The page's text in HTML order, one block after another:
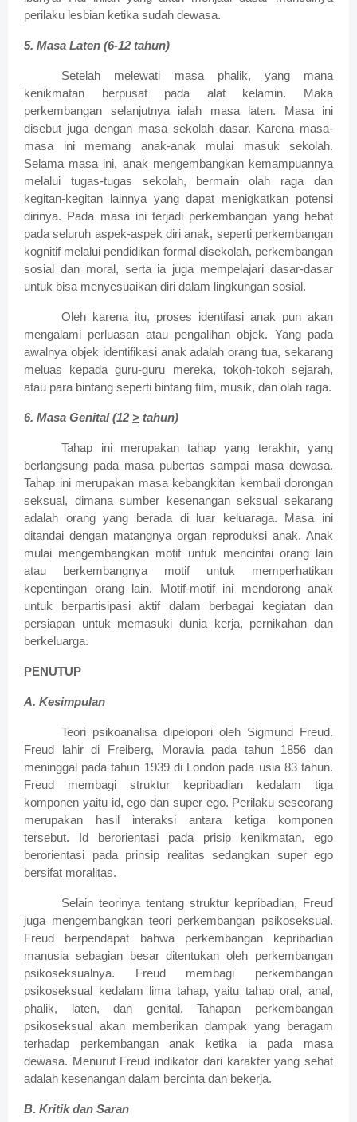
perilaku lesbian ketika sudah dewasa.
5. Masa Laten (6-12 tahun)
Setelah melewati masa phalik, yang mana
kenikmatan berpusat pada alat kelamin. Maka
perkembangan selanjutnya ialah masa laten. Masa ini
disebut juga dengan masa sekolah dasar. Karena masa-
masa ini memang anak-anak mulai masuk sekolah.
Selama masa ini, anak mengembangkan kemampuannya
melalui tugas-tugas sekolah, bermain olah raga dan
kegitan-kegitan lainnya yang dapat menigkatkan potensi
dirinya. Pada masa ini terjadi perkembangan yang hebat
pada seluruh aspek-aspek diri anak, seperti perkembangan
kognitif melalui pendidikan formal disekolah, perkembangan
sosial dan moral, serta ia juga mempelajari dasar-dasar
untuk bisa menyesuaikan diri dalam lingkungan sosial.
Oleh karena itu, proses identifasi anak pun akan
mengalami perluasan atau pengalihan objek. Yang pada
awalnya objek identifikasi anak adalah orang tua, sekarang
meluas kepada guru-guru mereka, tokoh-tokoh sejarah,
atau para bintang seperti bintang film, musik, dan olah raga.
6. Masa Genital (12 > tahun)
Tahap ini merupakan tahap yang terakhir, yang
berlangsung pada masa pubertas sampai masa dewasa.
Tahap ini merupakan masa kebangkitan kembali dorongan
seksual, dimana sumber kesenangan seksual sekarang
adalah orang yang berada di luar keluaraga. Masa ini
ditandai dengan matangnya organ reproduksi anak. Anak
mulai mengembangkan motif untuk mencintai orang lain
atau berkembangnya motif untuk memperhatikan
kepentingan orang lain. Motif-motif ini mendorong anak
untuk berpartisipasi aktif dalam berbagai kegiatan dan
persiapan untuk memasuki dunia kerja, pernikahan dan
berkeluarga.
PENUTUP
A. Kesimpulan
Teori psikoanalisa dipelopori oleh Sigmund Freud.
Freud lahir di Freiberg, Moravia pada tahun 1856 dan
meninggal pada tahun 1939 di London pada usia 83 tahun.
Freud membagi struktur kepribadian kedalam tiga
komponen yaitu id, ego dan super ego. Perilaku seseorang
merupakan hasil interaksi antara ketiga komponen
tersebut. Id berorientasi pada prisip kenikmatan, ego
berorientasi pada prinsip realitas sedangkan super ego
bersifat moralitas.
Selain teorinya tentang struktur kepribadian, Freud
juga mengembangkan teori perkembangan psikoseksual.
Freud berpendapat bahwa perkembangan kepribadian
manusia sebagian besar ditentukan oleh perkembangan
psikoseksualnya. Freud membagi perkembangan
psikoseksual kedalam lima tahap, yaitu tahap oral, anal,
phalik, laten, dan genital. Tahapan perkembangan
psikoseksual akan memberikan dampak yang beragam
terhadap perkembangan anak ketika ia pada masa
dewasa. Menurut Freud indikator dari karakter yang sehat
adalah kesenangan dalam bercinta dan bekerja.
B. Kritik dan Saran